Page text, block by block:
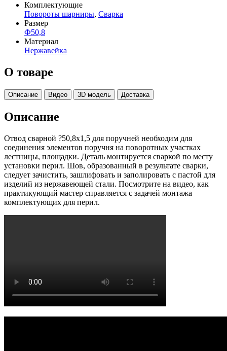
Комплектующие
Повороты шарниры, Сварка
Размер
Ф50,8
Материал
Нержавейка
О товаре
Описание Видео 3D модель Доставка
Описание
Отвод сварной ?50,8х1,5 для поручней необходим для
соединения элементов поручня на поворотных участках
лестницы, площадки. Деталь монтируется сваркой по месту
установки перил. Шов, образованный в результате сварки,
следует зачистить, зашлифовать и заполировать с пастой для
изделий из нержавеющей стали. Посмотрите на видео, как
практикующий мастер справляется с задачей монтажа
комплектующих для перил.